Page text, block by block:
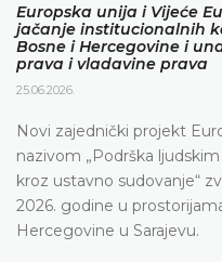
Europska unija i Vijeće
jačanje institucionalnih
Bosne i Hercegovine i
prava i vladavine prava
25.06.2026.
Novi zajednički projekt
nazivom „Podrška
kroz ustavno sudovanje“
2026. godine u
Hercegovine u Sarajevu.